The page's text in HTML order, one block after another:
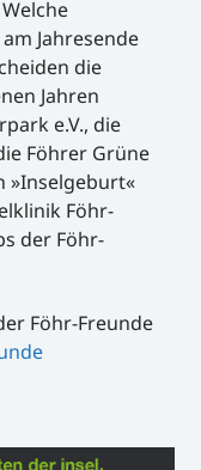
Jahresende
die
Jahren
e.V., die
Föhrer Grüne
»Inselgeburt«
Föhr-
der Föhr-
Föhr-Freunde